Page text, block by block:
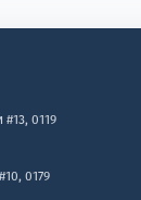
0119
0179